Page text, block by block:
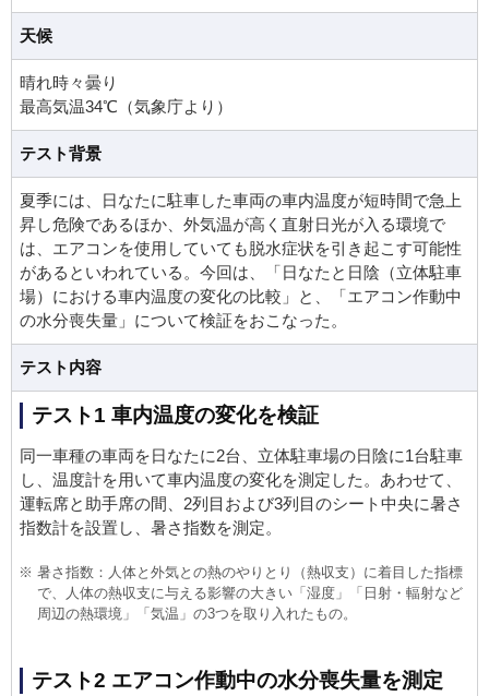
天候
晴れ時々曇り
最高気温34℃（気象庁より）
テスト背景
夏季には、日なたに駐車した車両の車内温度が短時間で急上
昇し危険であるほか、外気温が高く直射日光が入る環境で
は、エアコンを使用していても脱水症状を引き起こす可能性
があるといわれている。今回は、「日なたと日陰（立体駐車
場）における車内温度の変化の比較」と、「エアコン作動中
の水分喪失量」について検証をおこなった。
テスト内容
テスト1 車内温度の変化を検証
同一車種の車両を日なたに2台、立体駐車場の日陰に1台駐車
し、温度計を用いて車内温度の変化を測定した。あわせて、
運転席と助手席の間、2列目および3列目のシート中央に暑さ
指数計を設置し、暑さ指数を測定。
暑さ指数：人体と外気との熱のやりとり（熱収支）に着目した指標
で、人体の熱収支に与える影響の大きい「湿度」「日射・輻射など
周辺の熱環境」「気温」の3つを取り入れたもの。
テスト2 エアコン作動中の水分喪失量を測定